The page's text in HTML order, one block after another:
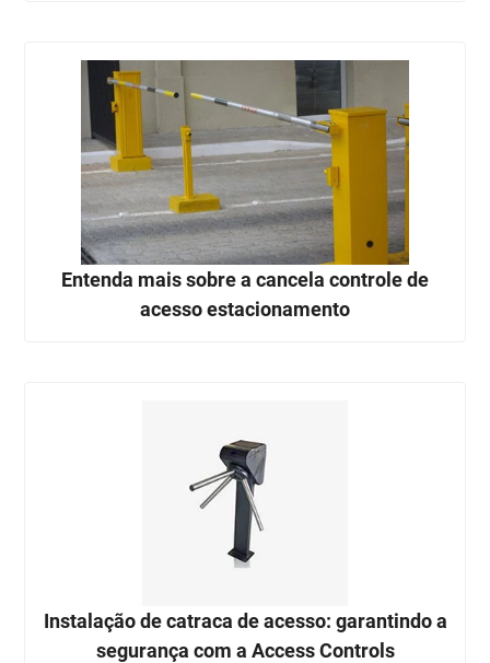
Entenda mais sobre a cancela controle de
acesso estacionamento
Instalação de catraca de acesso: garantindo a
segurança com a Access Controls